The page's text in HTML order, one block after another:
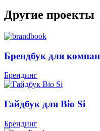
Другие проекты
Брендбук для
Брендинг
Гайдбук для Bio Si
Брендинг